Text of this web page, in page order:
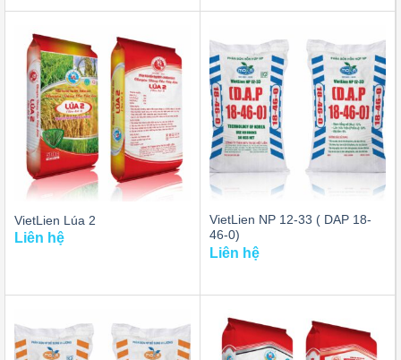
VietLien Lúa 2
Liên hệ
VietLien NP 12-33 ( DAP 18-
46-0)
Liên hệ